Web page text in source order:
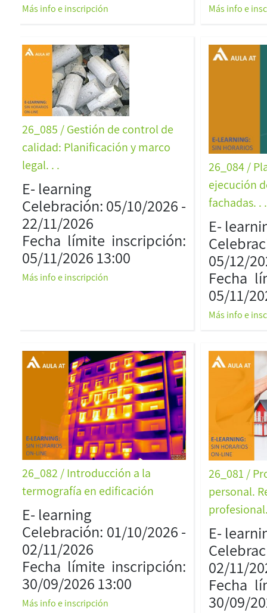
Más info e inscripción Más info e
26_085 / Gestión de control de
calidad: Planificación y marco
legal. . .
E- learning
Celebración: 05/10/2026 -
22/11/2026
Fecha límite inscripción:
05/11/2026 13:00
Más info e inscripción
26_084 /
ejecución
fachadas. . .
E-
05/12/
Fecha
05/11/
Más info e
26_082 / Introducción a la
termografía en edificación
E- learning
Celebración: 01/10/2026 -
02/11/2026
Fecha límite inscripción:
30/09/2026 13:00
Más info e inscripción
26_081 /
personal.
E-
02/11/
Fecha
30/09/